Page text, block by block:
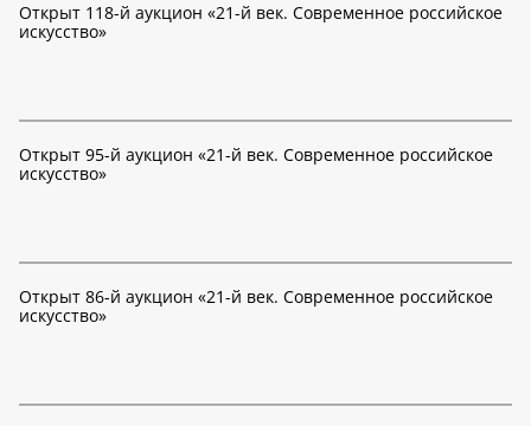
Открыт 118-й аукцион «21-й век. Современное российское
искусство»
Открыт 95-й аукцион «21-й век. Современное российское
искусство»
Открыт 86-й аукцион «21-й век. Современное российское
искусство»